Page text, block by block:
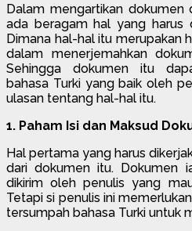
Dalam mengartikan dokumen
ada beragam hal yang harus
Dimana hal-hal itu merupakan
dalam menerjemahkan
Sehingga dokumen itu
bahasa Turki yang baik oleh
ulasan tentang hal-hal itu.
1. Paham Isi dan Maksud
Hal pertama yang harus
dari dokumen itu. Dokumen
dikirim oleh penulis yang
Tetapi si penulis ini
tersumpah bahasa Turki untuk